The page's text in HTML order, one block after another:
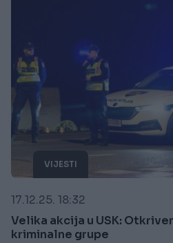
VIJESTI
17.12.25. 18:32
Velika akcija u USK:
kriminalne grupe